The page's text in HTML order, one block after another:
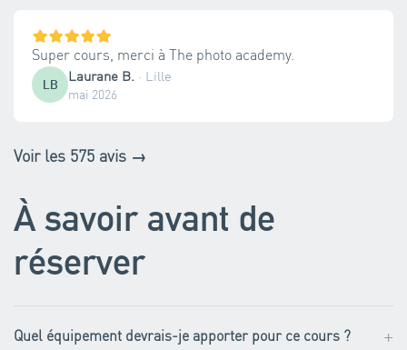
Super cours, merci à The photo academy.
LB Laurane B. · Lille
mai 2026
Voir les 575 avis →
À savoir avant de
réserver
Quel équipement devrais-je apporter pour ce cours ? +